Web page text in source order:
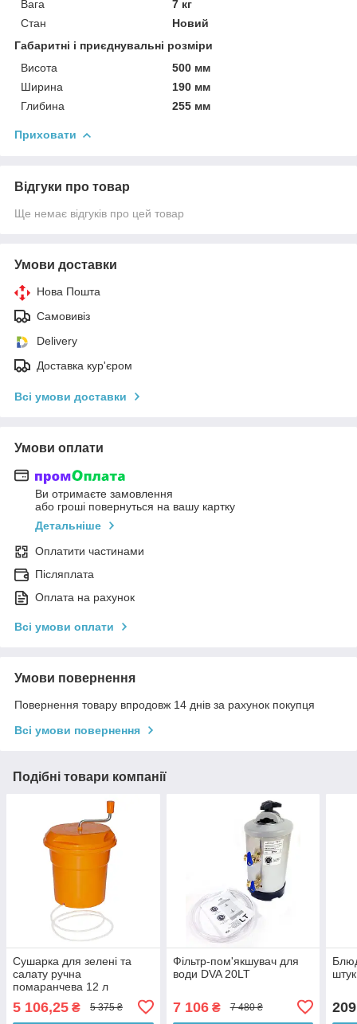
Вага
7 кг
Стан
Новий
Габаритні і приєднувальні розміри
Висота
500 мм
Ширина
190 мм
Глибина
255 мм
Приховати
Відгуки про товар
Ще немає відгуків про цей товар
Умови доставки
Нова Пошта
Самовивіз
Delivery
Доставка кур'єром
Всі умови доставки
Умови оплати
Ви отримаєте замовлення
або гроші повернуться на вашу картку
Детальніше
Оплатити частинами
Післяплата
Оплата на рахунок
Всі умови оплати
Умови повернення
Повернення товару впродовж 14 днів за рахунок покупця
Всі умови повернення
Подібні товари компанії
Сушарка для зелені та
салату ручна
помаранчева 12 л
5 106,25 ₴ 5 375 ₴
Фільтр-пом'якшувач для
води DVA 20LT
7 106₴ 7 480 ₴